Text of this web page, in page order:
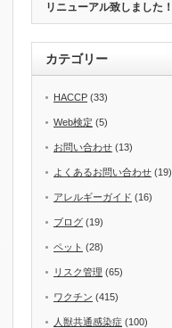
リニューアル致しました！
カテゴリー
HACCP (33)
Web検定 (5)
お問い合わせ (13)
よくあるお問い合わせ (19)
アレルギーガイド (16)
ブログ (19)
ペット (28)
リスク管理 (65)
ワクチン (415)
人獣共通感染症 (100)